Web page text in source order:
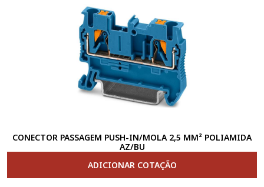
CONECTOR PASSAGEM PUSH-IN/MOLA 2,5 MM² POLIAMIDA
AZ/BU
ADICIONAR COTAÇÃO